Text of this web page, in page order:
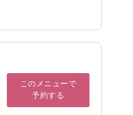
このメニューで
予約する